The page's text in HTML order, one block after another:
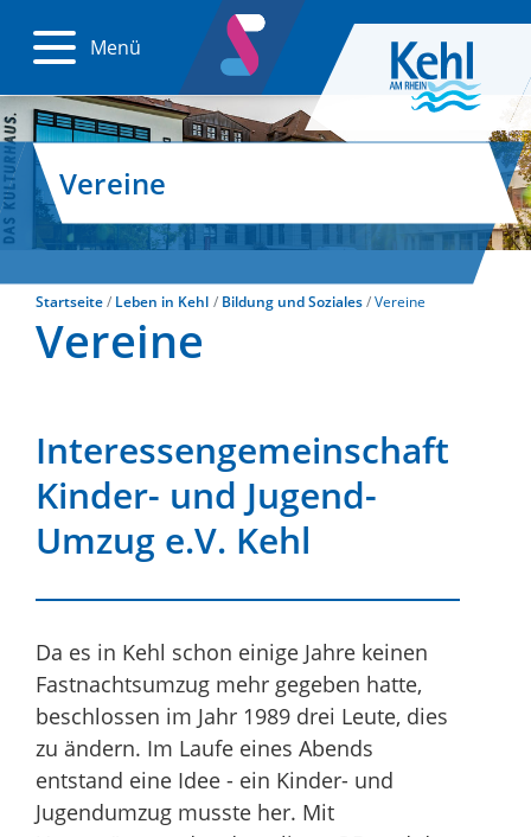
Menü
Vereine
Startseite Leben in Kehl Bildung und Soziales Vereine
Vereine
Interessengemeinschaft
Kinder- und Jugend-
Umzug e.V. Kehl
Da es in Kehl schon einige Jahre keinen
Fastnachtsumzug mehr gegeben hatte,
beschlossen im Jahr 1989 drei Leute, dies
zu ändern. Im Laufe eines Abends
entstand eine Idee - ein Kinder- und
Jugendumzug musste her. Mit